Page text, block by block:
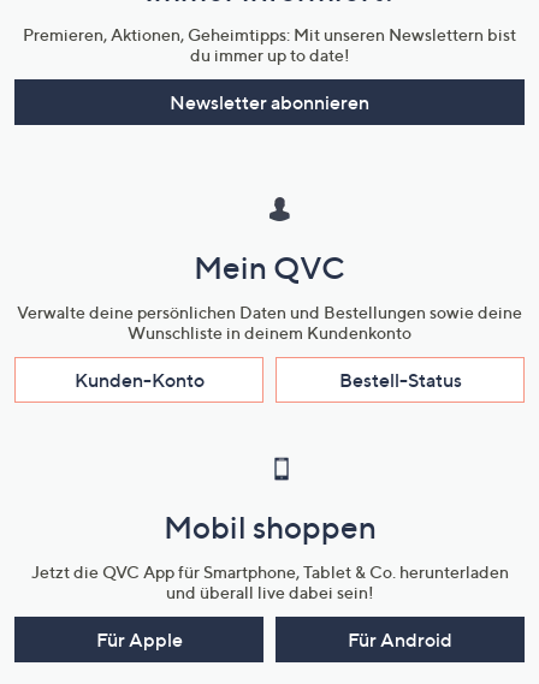
Premieren, Aktionen, Geheimtipps: Mit unseren Newslettern bist
du immer up to date!
Newsletter abonnieren
Mein QVC
Verwalte deine persönlichen Daten und Bestellungen sowie deine
Wunschliste in deinem Kundenkonto
Kunden-Konto Bestell-Status
Mobil shoppen
Jetzt die QVC App für Smartphone, Tablet & Co. herunterladen
und überall live dabei sein!
Für Apple Für Android